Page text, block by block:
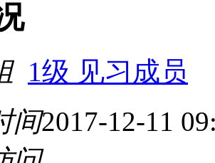
1级 见习成员
间2017-12-11